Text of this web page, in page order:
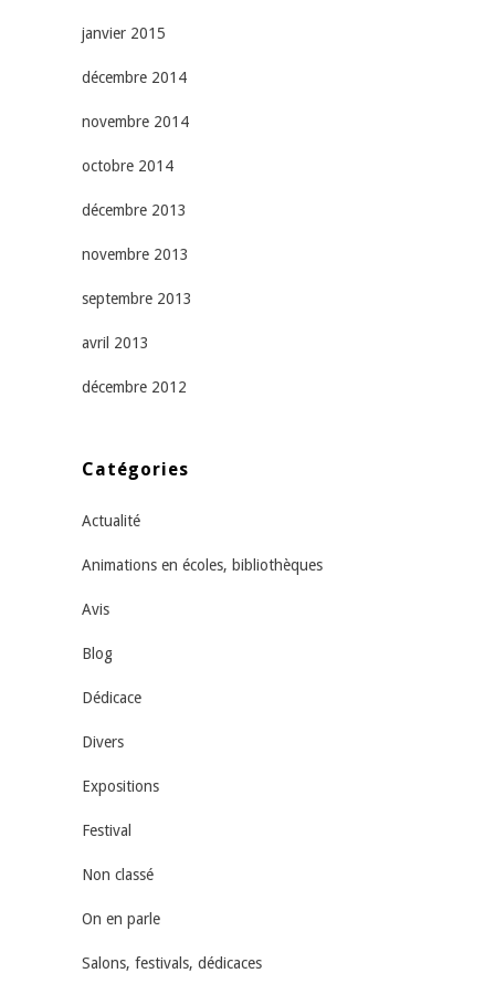
janvier 2015
décembre 2014
novembre 2014
octobre 2014
décembre 2013
novembre 2013
septembre 2013
avril 2013
décembre 2012
Catégories
Actualité
Animations en écoles, bibliothèques
Avis
Blog
Dédicace
Divers
Expositions
Festival
Non classé
On en parle
Salons, festivals, dédicaces